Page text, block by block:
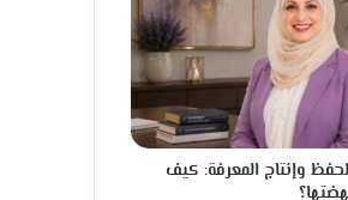
وإنتاج المعرفة: كيف